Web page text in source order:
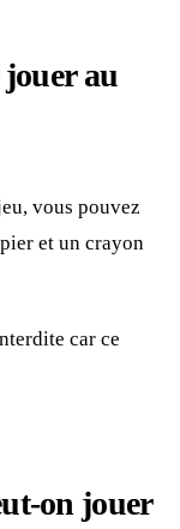
au
vous pouvez
et un crayon
car ce
on jouer